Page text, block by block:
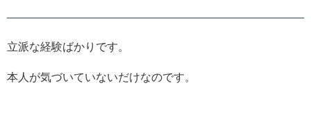
立派な経験ばかりです。
本人が気づいていないだけなのです。